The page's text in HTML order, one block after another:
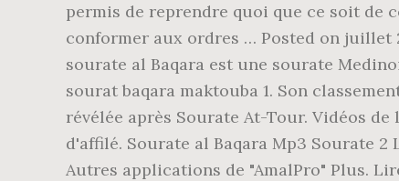
permis de reprendre quoi que ce soit de
conformer aux ordres … Posted on juillet
sourate al Baqara est une sourate
sourat baqara maktouba 1. Son
révélée après Sourate At-Tour. Vidéos
d'affilé. Sourate al Baqara Mp3 Sourate 2
Autres applications de "AmalPro" Plus.